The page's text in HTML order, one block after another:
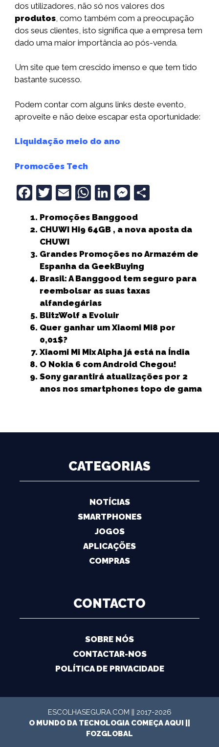
dos utilizadores, não só nos valores dos
produtos , como também com a preocupação
dos seus clientes, isto significa que a empresa tem
dado uma maior importância ao pós-venda.
Um site que tem crescido imenso e que tem tido
bastante sucesso.
Podem contar com alguns links deste evento,
aproveite e não deixe escapar esta oportunidade:
Liquidação meio do ano
Promocões Tech
F
c
e
b
o
o
k
T
it
t
e
r
E
ai
W
a
ts
A
p
p
Li
k
e
dI
n
M
ss
n
g
e
a
r
e
Promoções Banggood
CHUWI Hi9 64GB , a nova aposta da
CHUWI
Grandes Promoções no Armazém de
Espanha da GeekBuying
Brasil: A Banggood tem seguro para
reembolsar as suas taxas
alfandegárias
BlitzWolf a Evoluir
Quer ganhar um Xiaomi Mi8 por
0,01$?
Xiaomi Mi Mix Alpha já está na Índia
O Nokia 6 com Android Chegou!
Sony garantirá atualizações por 2
anos nos smartphones topo de gama
CATEGORIAS
NOTÍCIAS
SMARTPHONES
JOGOS
APLICAÇÕES
COMPRAS
CONTACTO
SOBRE NÓS
CONTACTAR-NOS
POLÍTICA DE PRIVACIDADE
ESCOLHASEGURA.COM || 2017-2026
O MUNDO DA TECNOLOGIA COMEÇA AQUI ||
FOZGLOBAL